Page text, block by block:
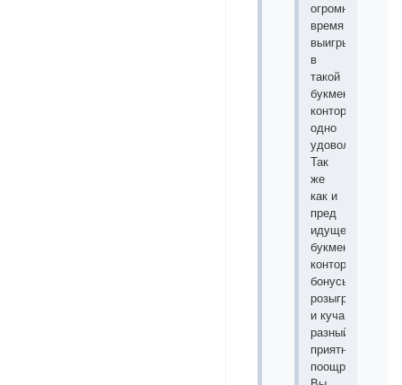
огромное
время
выигрывать
в
такой
букмекерской
конторе
одно
удовольствие.
Так
же
как и
пред
идущей
букмекерской
конторе
бонусы
розыгрыши
и куча
разный
приятных
поощрений.